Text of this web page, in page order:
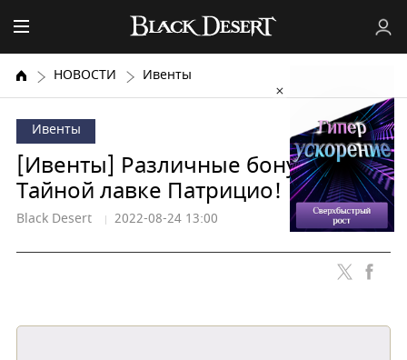
НОВОСТИ Ивенты
Ивенты
[Ивенты] Различные бонусы в
Тайной лавке Патрицио!
Black Desert 2022-08-24 13:00